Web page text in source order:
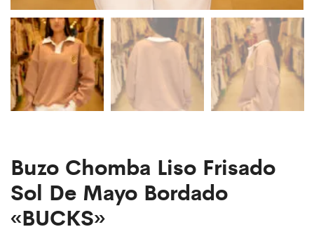
Buzo Chomba Liso Frisado
Sol De Mayo Bordado
«BUCKS»